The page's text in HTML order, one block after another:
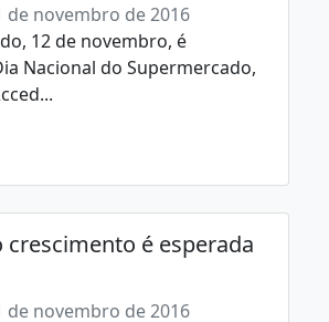
de novembro de 2016
12 de novembro, é
Nacional do Supermercado,
crescimento é esperada
de novembro de 2016